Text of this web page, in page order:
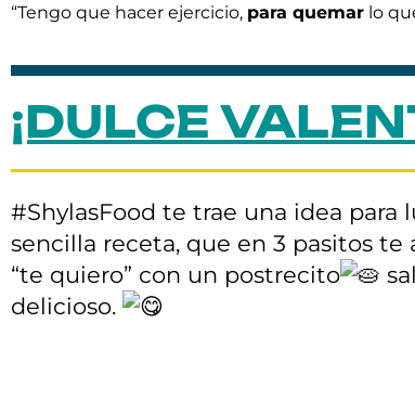
“Tengo que hacer ejercicio, para quemar lo
¡DULCE
#ShylasFood te trae una idea para
sencilla receta, que en 3 pasitos te
“te quiero” con un postrecito
delicioso.